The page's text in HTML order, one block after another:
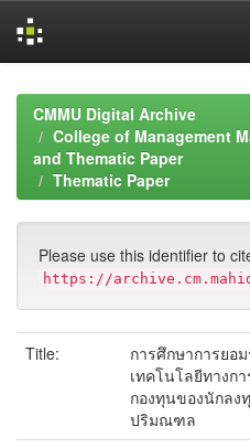
navigationCMMU Digital Archive
College of Management
and Thematic Paper
Thematic Paper
Please use this identifier to
https://
Title:
การศึกษาการยอ
เทคโนโลยีทางก
กองทุนของนักลง
ปริมณฑล